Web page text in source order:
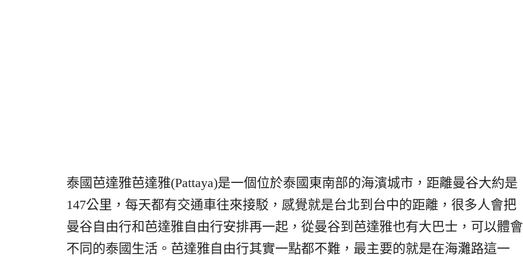
泰國芭達雅芭達雅(Pattaya)是一個位於泰國東南部的海濱城市，距離曼谷大約是
147公里，每天都有交通車往來接駁，感覺就是台北到台中的距離，很多人會把
曼谷自由行和芭達雅自由行安排再一起，從曼谷到芭達雅也有大巴士，可以體會
不同的泰國生活。芭達雅自由行其實一點都不難，最主要的就是在海灘路這一